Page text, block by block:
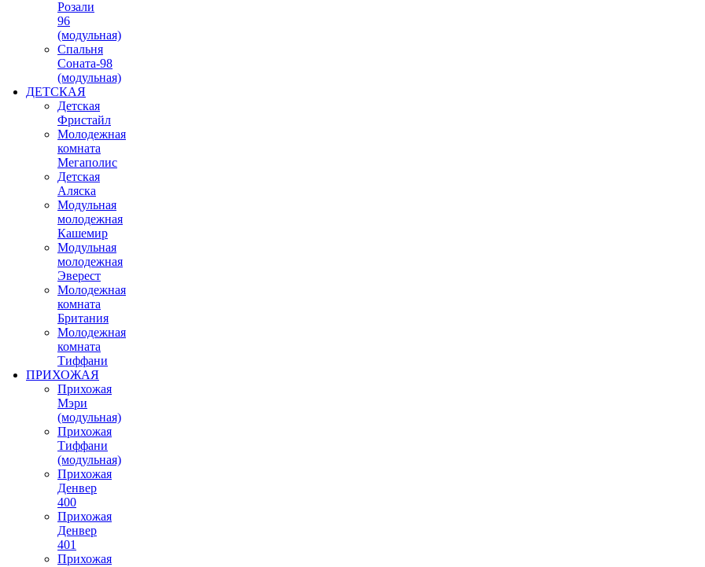
Розали
96
(модульная)
Спальня
Соната-98
(модульная)
ДЕТСКАЯ
Детская
Фристайл
Молодежная
комната
Мегаполис
Детская
Аляска
Модульная
молодежная
Кашемир
Модульная
молодежная
Эверест
Молодежная
комната
Британия
Молодежная
комната
Тиффани
ПРИХОЖАЯ
Прихожая
Мэри
(модульная)
Прихожая
Тиффани
(модульная)
Прихожая
Денвер
400
Прихожая
Денвер
401
Прихожая